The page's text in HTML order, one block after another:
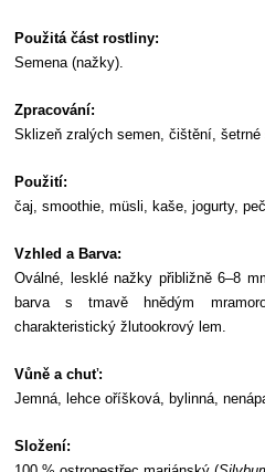
Použitá část rostliny:
Semena (nažky).
Zpracování:
Sklizeň zralých semen, čištění, šetrné
Použití:
čaj, smoothie, müsli, kaše, jogurty,
Vzhled a Barva:
Oválné, lesklé nažky přibližně 6–8
barva s tmavě hnědým
charakteristický žlutookrový lem.
Vůně a chuť:
Jemná, lehce oříšková, bylinná,
Složení: